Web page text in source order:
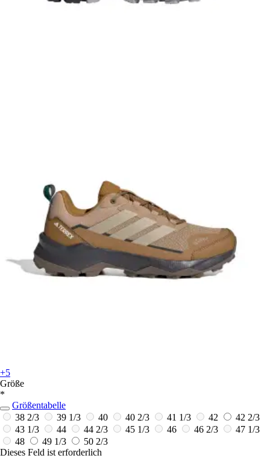
+5
Größe
*
Größentabelle
38 2/3
39 1/3 40 40 2/3 41 1/3 42
42 2/3
43 1/3
44 44 2/3 45 1/3 46 46 2/3
47 1/3
48
49 1/3
50 2/3
Dieses Feld ist erforderlich